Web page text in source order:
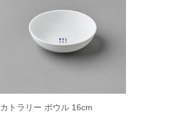
カトラリー ボウル 16cm